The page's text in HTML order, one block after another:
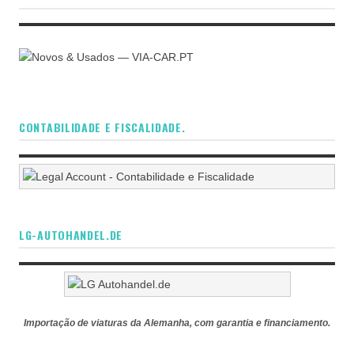
CONTABILIDADE E FISCALIDADE.
LG-AUTOHANDEL.DE
Importação de viaturas da Alemanha, com garantia e financiamento.